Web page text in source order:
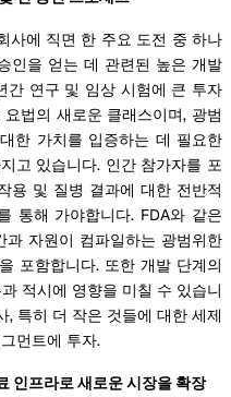
사에 직면 한 주요 도전 중 하나
인을 얻는 데 관련된 높은 개발
간 연구 및 임상 시험에 큰 투자
법의 새로운 클래스이며, 광범
한 가치를 입증하는 데 필요한
고 있습니다. 인간 참가자를 포
용 및 질병 결과에 대한 전반적
통해 가야합니다. FDA와 같은
자원이 컴파일하는 광범위한
포함합니다. 또한 개발 단계의
적시에 영향을 미칠 수 있습니
, 특히 더 작은 것들에 대한 세제
먼트에 투자.
프라로 새로운 시장을 확장